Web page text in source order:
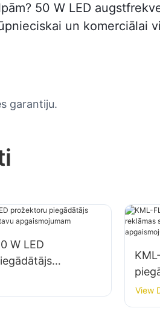
50 W LED
un komerciālai
garantiju.
W LED
noliktavu
View